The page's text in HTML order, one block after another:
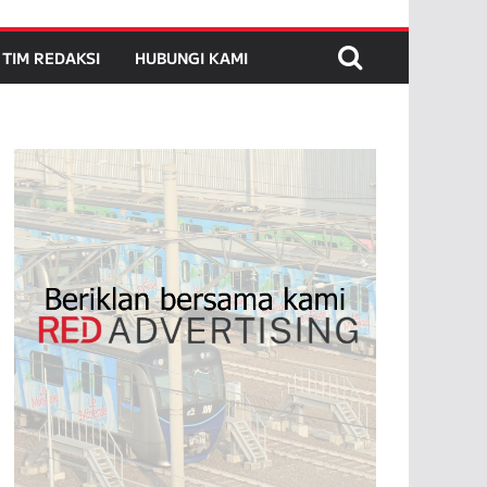
TIM REDAKSI HUBUNGI KAMI